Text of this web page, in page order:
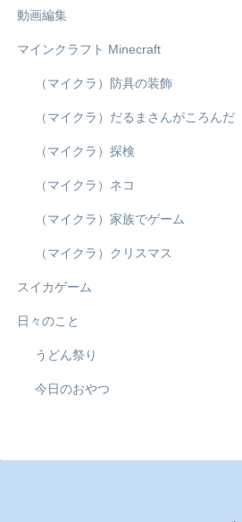
動画編集
マインクラフト Minecraft
（マイクラ）防具の装飾
（マイクラ）だるまさんがころんだ
（マイクラ）探検
（マイクラ）ネコ
（マイクラ）家族でゲーム
（マイクラ）クリスマス
スイカゲーム
日々のこと
うどん祭り
今日のおやつ